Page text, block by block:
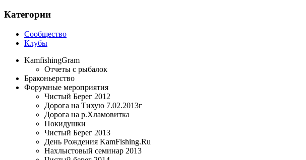
Категории
Сообщество
Клубы
KamfishingGram
Отчеты с рыбалок
Браконьерство
Форумные мероприятия
Чистый Берег 2012
Дорога на Тихую 7.02.2013г
Дорога на р.Хламовитка
Покидушки
Чистый Берег 2013
День Рождения KamFishing.Ru
Нахлыстовый семинар 2013